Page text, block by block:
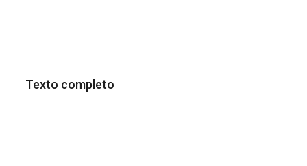
Texto completo